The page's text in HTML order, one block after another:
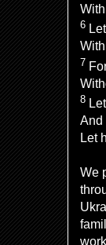
6
7
8 Let
And
Let
We